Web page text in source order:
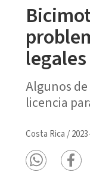
legales
Algunos
licencia
Costa Rica /